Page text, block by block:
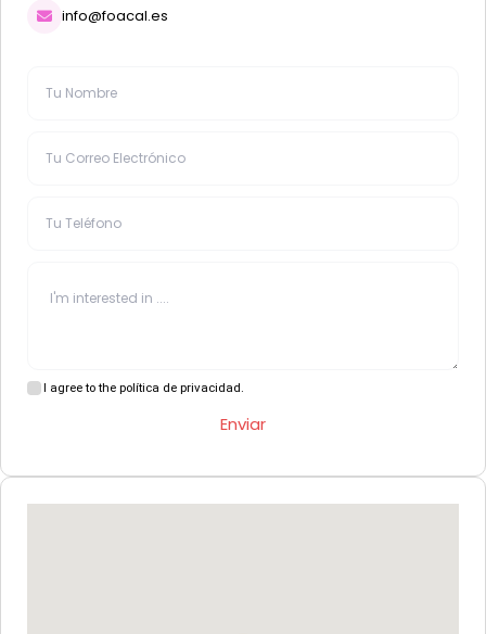
info@foacal.es
I agree to the política de privacidad.
Enviar